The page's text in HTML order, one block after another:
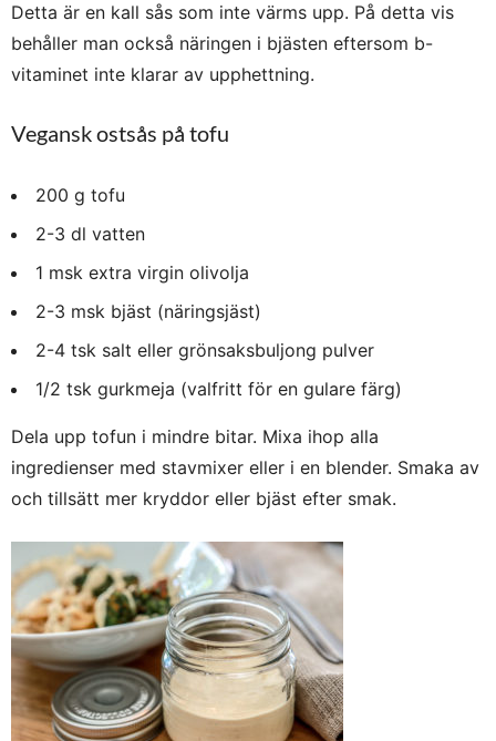
Detta är en kall sås som inte värms upp. På detta vis
behåller man också näringen i bjästen eftersom b-
vitaminet inte klarar av upphettning.
Vegansk ostsås på tofu
200 g tofu
2-3 dl vatten
1 msk extra virgin olivolja
2-3 msk bjäst (näringsjäst)
2-4 tsk salt eller grönsaksbuljong pulver
1/2 tsk gurkmeja (valfritt för en gulare färg)
Dela upp tofun i mindre bitar. Mixa ihop alla
ingredienser med stavmixer eller i en blender. Smaka av
och tillsätt mer kryddor eller bjäst efter smak.